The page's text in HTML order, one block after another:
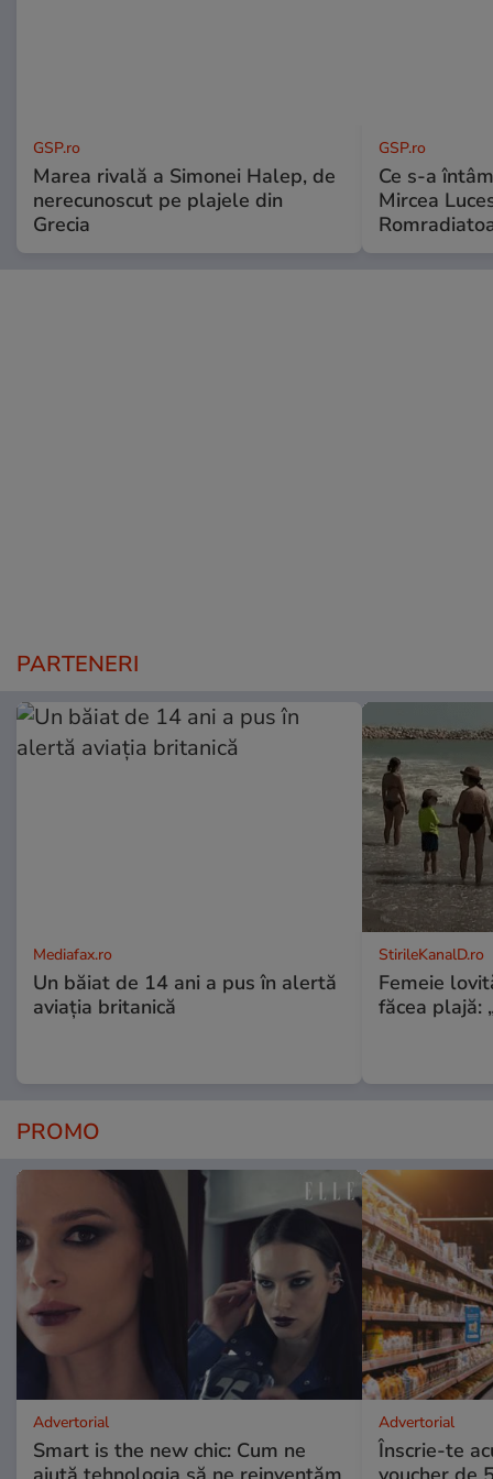
GSP.ro
Marea rivală a Simonei Halep, de
nerecunoscut pe plajele din
Grecia
GSP.ro
Ce s-a
Mircea
PARTENERI
Mediafax.ro
Un băiat de 14 ani a pus în alertă
aviația britanică
StirileKanalD.ro
Femeie
făcea plajă:
PROMO
Advertorial
Smart is the new chic: Cum ne
Advertorial
Înscrie-te